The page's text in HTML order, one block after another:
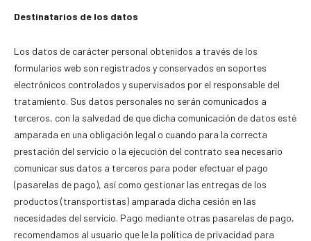
Destinatarios de los datos
Los datos de carácter personal obtenidos a través de los
formularios web son registrados y conservados en soportes
electrónicos controlados y supervisados por el responsable del
tratamiento. Sus datos personales no serán comunicados a
terceros, con la salvedad de que dicha comunicación de datos esté
amparada en una obligación legal o cuando para la correcta
prestación del servicio o la ejecución del contrato sea necesario
comunicar sus datos a terceros para poder efectuar el pago
(pasarelas de pago), así como gestionar las entregas de los
productos (transportistas) amparada dicha cesión en las
necesidades del servicio. Pago mediante otras pasarelas de pago,
recomendamos al usuario que le la política de privacidad para